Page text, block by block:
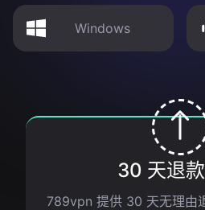
Windows
30 天退
789vpn 提供 30 天无理由